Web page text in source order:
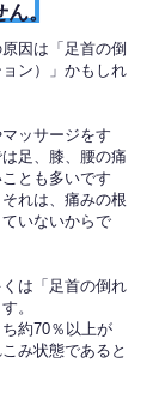
。
因は「足首の倒
ン）」かもしれ
ッサージをす
足、膝、腰の痛
とも多いです
れは、痛みの根
いないからで
は「足首の倒れ
。
約70％以上が
み状態であると